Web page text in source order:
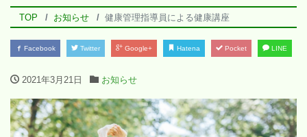
TOP お知らせ 健康管理指導員による健康講座
Facebook Twitter Google+ Hatena Pocket LINE
2021年3月21日 お知らせ